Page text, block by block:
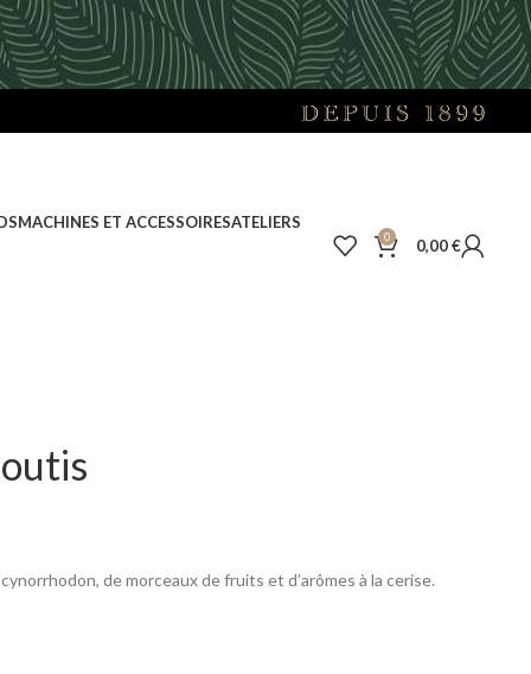
MACHINES ET ACCESSOIRESATELIERS
0 0,00€
de morceaux de fruits et d’arômes à la cerise.